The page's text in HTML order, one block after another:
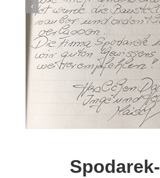
Spodarek-